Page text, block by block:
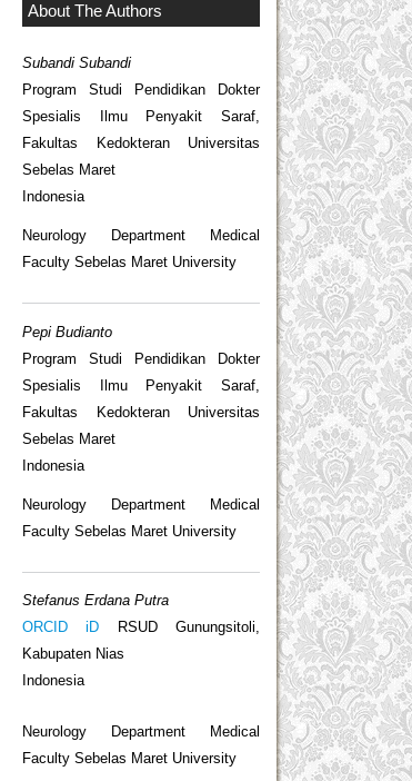
About The Authors
Subandi Subandi
Program Studi Pendidikan Dokter
Spesialis Ilmu Penyakit Saraf,
Fakultas Kedokteran Universitas
Sebelas Maret
Indonesia
Neurology Department Medical
Faculty Sebelas Maret University
Pepi Budianto
Program Studi Pendidikan Dokter
Spesialis Ilmu Penyakit Saraf,
Fakultas Kedokteran Universitas
Sebelas Maret
Indonesia
Neurology Department Medical
Faculty Sebelas Maret University
Stefanus Erdana Putra
ORCID iD RSUD Gunungsitoli,
Kabupaten Nias
Indonesia
Neurology Department Medical
Faculty Sebelas Maret University